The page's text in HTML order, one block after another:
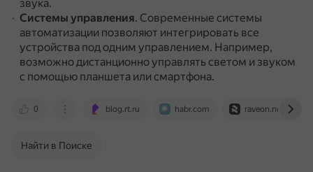
звука.
Системы управления. Современные системы
автоматизации позволяют интегрировать все
устройства под одним управлением. Например,
возможно дистанционно управлять светом и звуком
с помощью планшета или смартфона.
0 blog.rt.ru habr.com raveon.net
Найти в Поиске